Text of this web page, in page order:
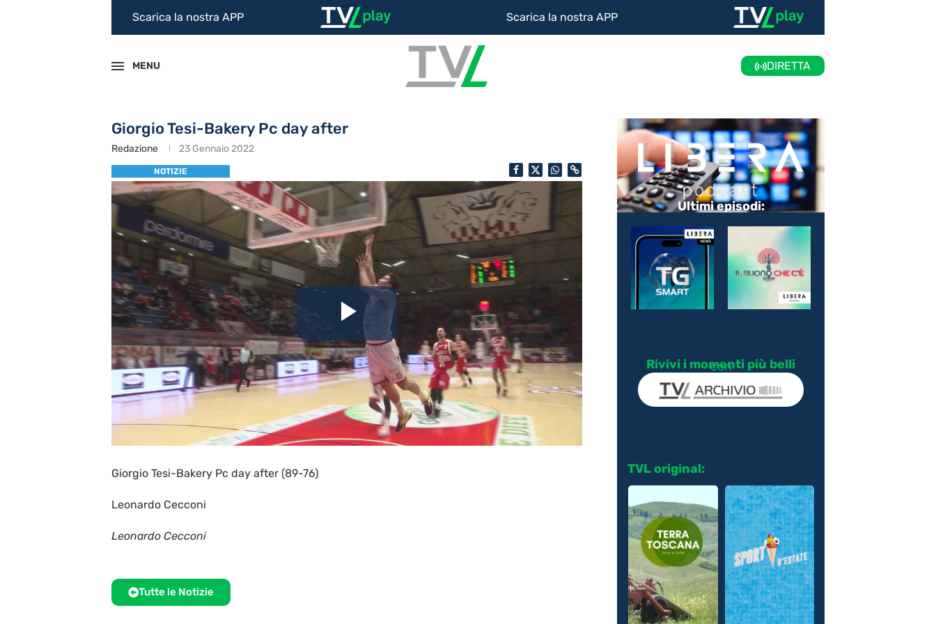
Scarica la nostra APP Scarica la nostra APP
MENU DIRETTA
Giorgio Tesi-Bakery Pc day after
Redazione 23 Gennaio 2022
NOTIZIE
Riproduci
il
video
Giorgio Tesi-Bakery Pc day after (89-76)
Leonardo Cecconi
Leonardo Cecconi
Tutte le Notizie
Ultimi episodi:
Rivivi i momenti più belli
con
TVL original: